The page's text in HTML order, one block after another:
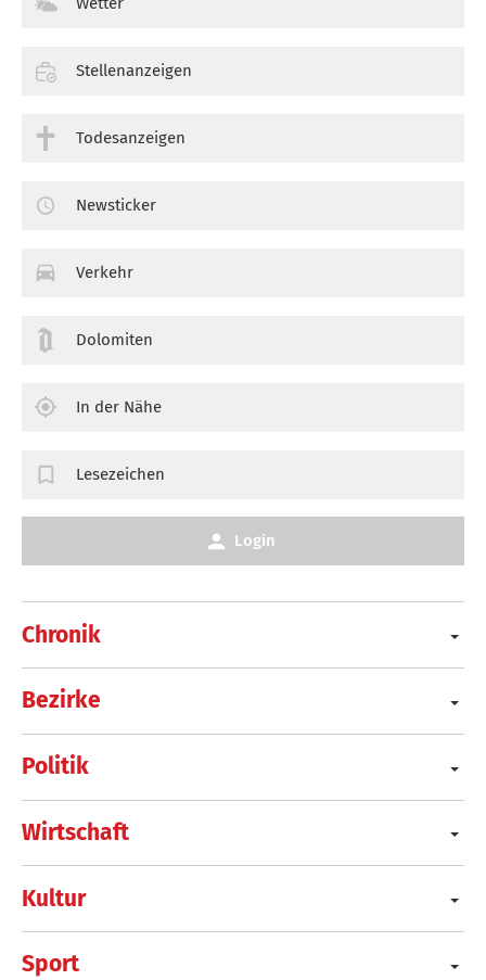
Chronik
Bezirke
Politik
Wirtschaft
Kultur
Sport
Stellenanzeigen
Todesanzeigen
Newsticker
Verkehr
Dolomiten
In der Nähe
Lesezeichen
Login